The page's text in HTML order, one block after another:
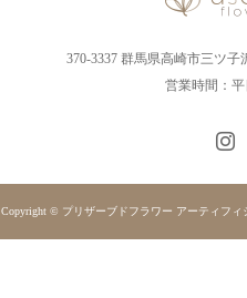
370-3337 群馬県高崎市三ツ
営業時間：平
Copyright © プリザーブドフラワー アーティフ